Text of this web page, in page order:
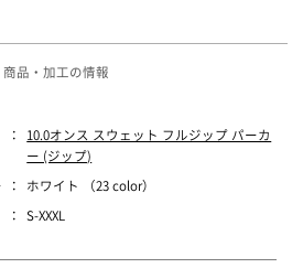
商品・加工の情報
：
10.0オンス スウェット フルジップ パーカ
ー (ジップ)
： ホワイト （23 color）
： S-XXXL